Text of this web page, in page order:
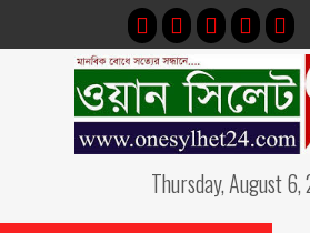
Thursday, August